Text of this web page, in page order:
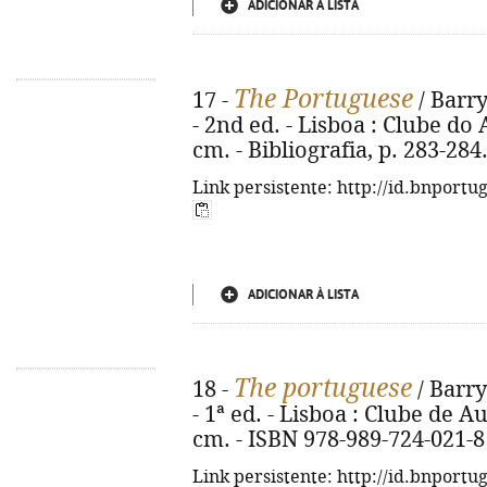
ADICIONAR À LISTA
17 - The Portuguese /
- 2nd ed. - Lisboa : Clube do
cm. - Bibliografia, p. 283-
Link persistente: http://
ADICIONAR À LISTA
18 - The portuguese /
- 1ª ed. - Lisboa : Clube de
cm. - ISBN 978-989-724-021-8
Link persistente: http://